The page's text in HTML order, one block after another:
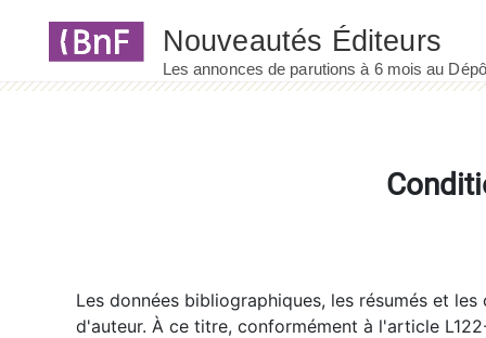
Les données bibliographiques, les résumés et
d'auteur. À ce titre, conformément à l'article